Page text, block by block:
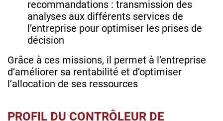
recommandations : transmission des
analyses aux différents services de
l’entreprise pour optimiser les prises de
décision
Grâce à ces missions, il permet à l’entreprise
d’améliorer sa rentabilité et d’optimiser
l’allocation de ses ressources
PROFIL DU CONTRÔLEUR DE